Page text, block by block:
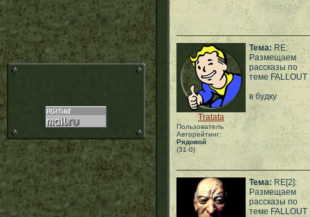
Tratata
Пользователь
Авторейтинг:
Рядовой
(31-0)
Тема: RE:
Размещаем
рассказы по
теме FALLOUT
в будку
Тема: RE[2]:
Размещаем
рассказы по
теме FALLOUT